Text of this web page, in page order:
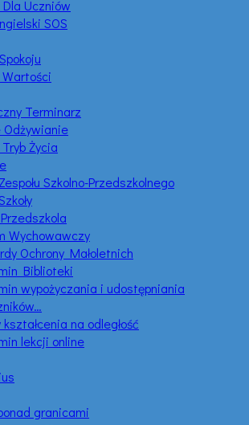
Uczniów
SOS
Wartości
Terminarz
Odżywianie
Życia
Szkolno-Przedszkolnego
Wychowawczy
Ochrony Małoletnich
Biblioteki
wypożyczania i udostępniania
na odległość
lekcji online
granicami